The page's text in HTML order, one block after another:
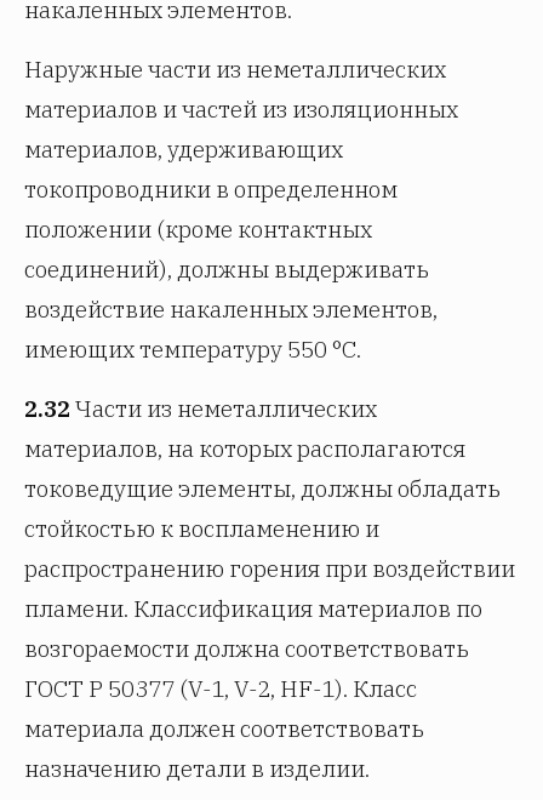
накаленных элементов.
Наружные части из неметаллических
материалов и частей из изоляционных
материалов, удерживающих
токопроводники в определенном
положении (кроме контактных
соединений), должны выдерживать
воздействие накаленных элементов,
имеющих температуру 550 °С.
2.32 Части из неметаллических
материалов, на которых располагаются
токоведущие элементы, должны обладать
стойкостью к воспламенению и
распространению горения при воздействии
пламени. Классификация материалов по
возгораемости должна соответствовать
ГОСТ Р 50377 (V-1, V-2, HF-1). Класс
материала должен соответствовать
назначению детали в изделии.